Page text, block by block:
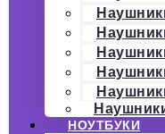
НОУТБУКИ